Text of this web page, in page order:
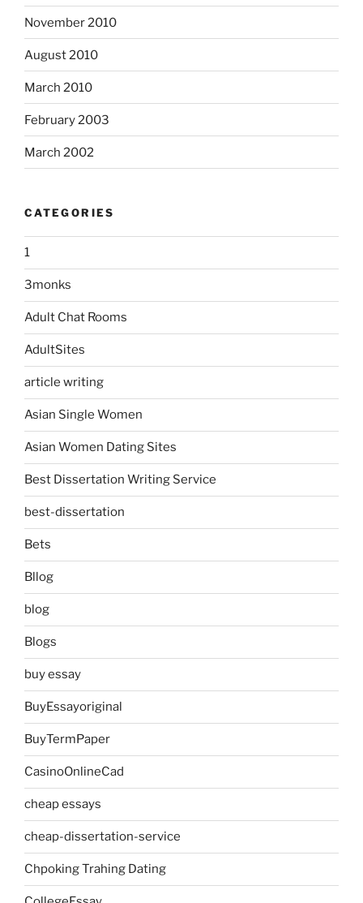
November 2010
August 2010
March 2010
February 2003
March 2002
CATEGORIES
1
3monks
Adult Chat Rooms
AdultSites
article writing
Asian Single Women
Asian Women Dating Sites
Best Dissertation Writing Service
best-dissertation
Bets
Bllog
blog
Blogs
buy essay
BuyEssayoriginal
BuyTermPaper
CasinoOnlineCad
cheap essays
cheap-dissertation-service
Chpoking Trahing Dating